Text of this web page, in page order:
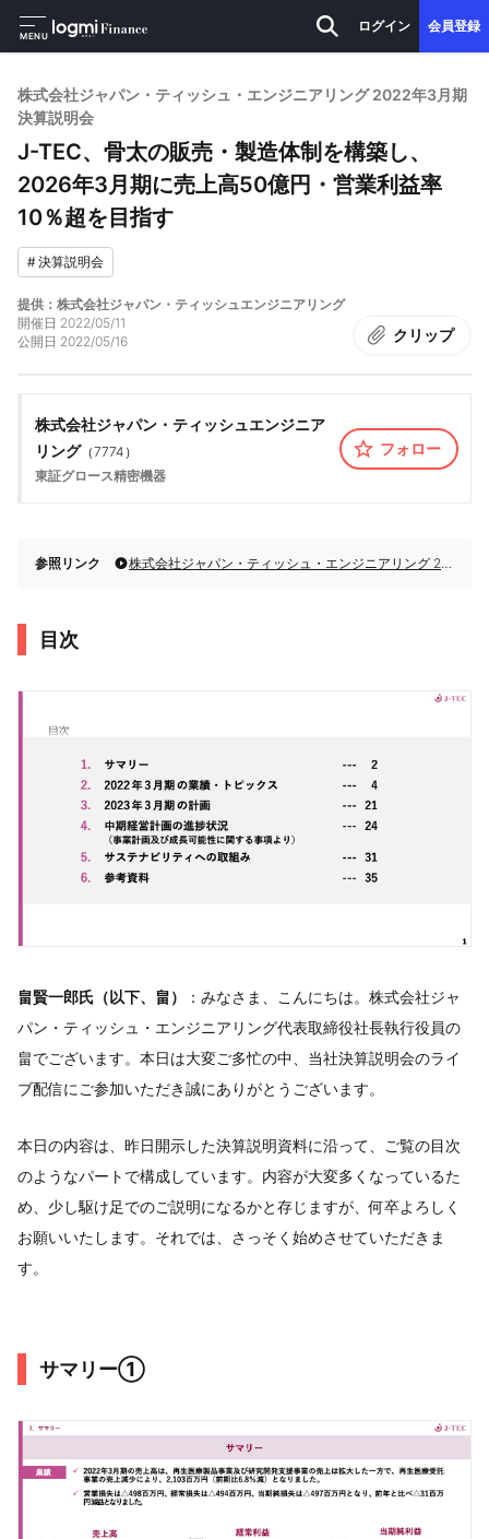
MENU
ログイン 会員登録
株式会社ジャパン・ティッシュ・エンジニアリング 2022年3月期
決算説明会
J-TEC、骨太の販売・製造体制を構築し、
2026年3月期に売上高50億円・営業利益率
10％超を目指す
#決算説明会
提供：株式会社ジャパン・ティッシュエンジニアリング
開催日 2022/05/11
公開日 2022/05/16 クリップ
株式会社ジャパン・ティッシュエンジニア
リング（7774 ）
東証グロース精密機器
フォロー
参照リンク 株式会社ジャパン・ティッシュ・エンジニアリング 2022年3月期決算説明会
目次
畠賢一郎氏（以下、畠）
：みなさま、こんにちは。株式会社ジャ
パン・ティッシュ・エンジニアリング代表取締役社長執行役員の
畠でございます。本日は大変ご多忙の中、当社決算説明会のライ
ブ配信にご参加いただき誠にありがとうございます。
本日の内容は、昨日開示した決算説明資料に沿って、ご覧の目次
のようなパートで構成しています。内容が大変多くなっているた
め、少し駆け足でのご説明になるかと存じますが、何卒よろしく
お願いいたします。それでは、さっそく始めさせていただきま
す。
サマリー①